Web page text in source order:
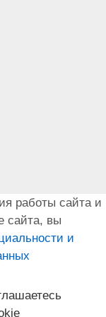
работы сайта и
сайта, вы
и